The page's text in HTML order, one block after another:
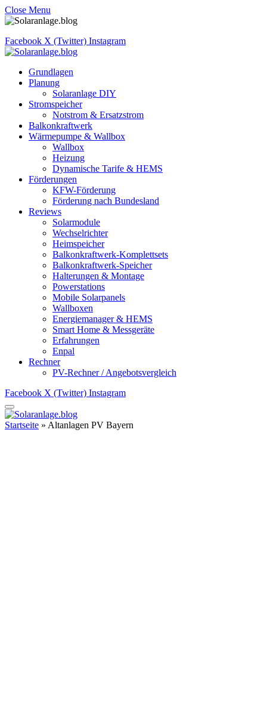
Close Menu
Facebook X (Twitter) Instagram
Grundlagen
Planung
Solaranlage DIY
Stromspeicher
Notstrom & Ersatzstrom
Balkonkraftwerk
Wärmepumpe & Wallbox
Wallbox
Heizung
Dynamische Tarife & HEMS
Förderungen
KFW-Förderung
Förderung nach Bundesland
Reviews
Solarmodule
Wechselrichter
Heimspeicher
Balkonkraftwerk-Komplettsets
Balkonkraftwerk-Speicher
Halterungen & Montage
Powerstations
Mobile Solarpanels
Wallboxen
Energiemanager & HEMS
Smart Home & Messgeräte
Erfahrungen
Enpal
Rechner
PV-Rechner / Angebotsvergleich
Facebook X (Twitter) Instagram
Startseite » Altanlagen PV Bayern